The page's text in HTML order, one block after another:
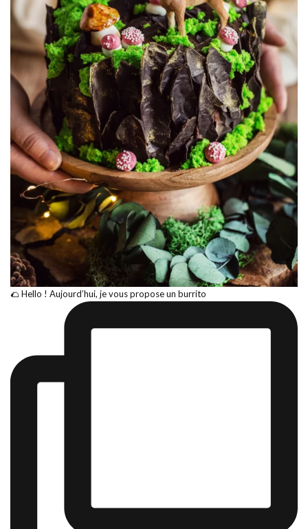
🌮 Hello ! Aujourd’hui, je vous propose un burrito